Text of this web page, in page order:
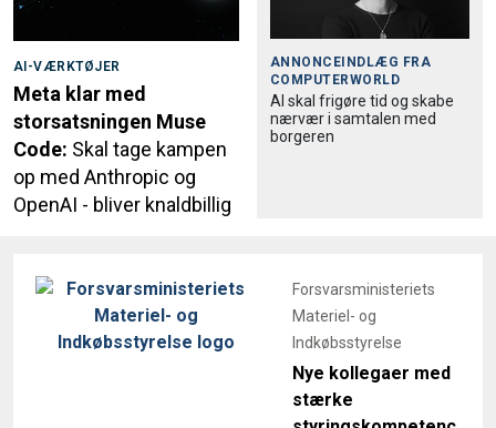
AI-VÆRKTØJER
Meta klar med
storsatsningen Muse
Code: Skal tage kampen
op med Anthropic og
OpenAI - bliver knaldbillig
ANNONCEINDLÆG FRA
COMPUTERWORLD
AI skal frigøre tid og skabe
nærvær i samtalen med
borgeren
Forsvarsministeriets
Materiel- og
Indkøbsstyrelse
Nye kollegaer med
stærke